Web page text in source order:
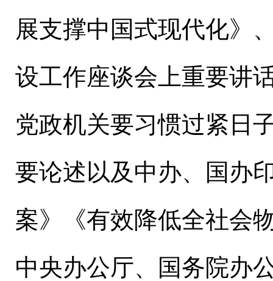
展支撑中国式现代化》
设工作座谈会上重要讲
党政机关要习惯过紧日
要论述以及中办、国办
案》《有效降低全社会
中央办公厅、国务院办